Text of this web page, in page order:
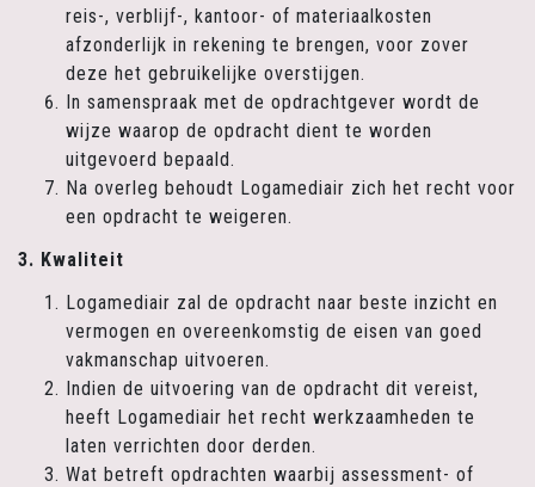
reis-, verblijf-, kantoor- of materiaalkosten
afzonderlijk in rekening te brengen, voor zover
deze het gebruikelijke overstijgen.
In samenspraak met de opdrachtgever wordt de
wijze waarop de opdracht dient te worden
uitgevoerd bepaald.
Na overleg behoudt Logamediair zich het recht voor
een opdracht te weigeren.
3. Kwaliteit
Logamediair zal de opdracht naar beste inzicht en
vermogen en overeenkomstig de eisen van goed
vakmanschap uitvoeren.
Indien de uitvoering van de opdracht dit vereist,
heeft Logamediair het recht werkzaamheden te
laten verrichten door derden.
Wat betreft opdrachten waarbij assessment- of